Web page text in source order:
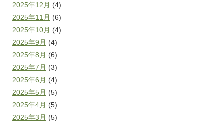
2025年12月 (4)
2025年11月 (6)
2025年10月 (4)
2025年9月 (4)
2025年8月 (6)
2025年7月 (3)
2025年6月 (4)
2025年5月 (5)
2025年4月 (5)
2025年3月 (5)